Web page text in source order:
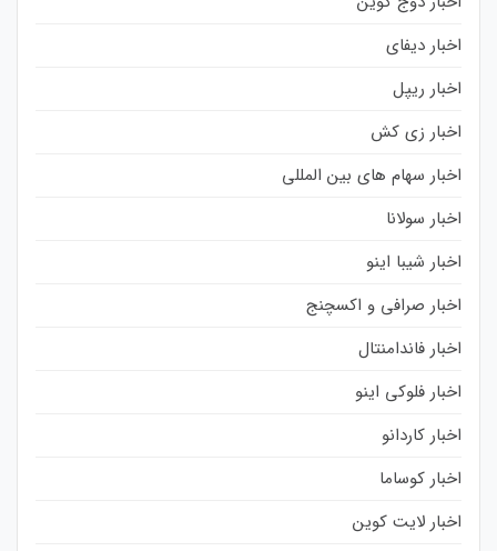
اخبار دیفای
اخبار ریپل
اخبار زی کش
اخبار سهام های بین المللی
اخبار سولانا
اخبار شیبا اینو
اخبار صرافی و اکسچنج
اخبار فاندامنتال
اخبار فلوکی اینو
اخبار کاردانو
اخبار کوساما
اخبار لایت کوین